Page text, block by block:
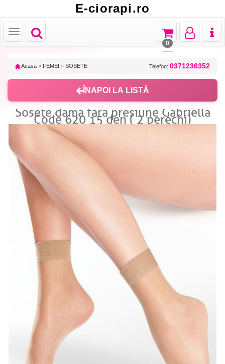
E-ciorapi.ro
Toggle
navigation
Toggle
Toggle
navigation
Toggle
navigation
Toggle
navigation
0
Acasa » FEMEI » SOSETE Telefon: 0371236352
ÎNAPOI LA LISTĂ
Sosete dama fara presiune Gabriella
Code 620 15 den ( 2 perechi)